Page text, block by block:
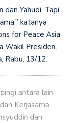
dan Yahudi. Tapi
katanya
for Peace Asia
Wakil Presiden,
Rabu, 13/12.
antara lain
Kerjasama
dan